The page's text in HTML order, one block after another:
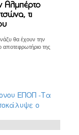
Αλμπέρτο
τι
θα έχουν την
αποτεφρωτήριο της